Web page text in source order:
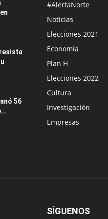
56
#AlertaNorte
Noticias
Elecciones 2021
Economía
Plan H
Elecciones 2022
Cultura
Investigación
Empresas
SÍGUENOS